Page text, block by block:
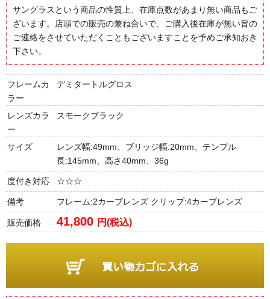
サングラスという商品の性質上、在庫点数があまり無い商品もご
ざいます。店頭での販売の兼ね合いで、ご購入後在庫が無い旨の
ご連絡をさせていただくこともございますことを予めご承知おき
下さい。
フレームカ
ラー
デミタートルグロス
レンズカラ
ー
スモークブラック
サイズ
レンズ幅:49mm、ブリッジ幅:20mm、テンプル
長:145mm、高さ40mm、36g
度付き対応 ☆☆☆
備考 フレーム:2カーブレンズ クリップ:4カーブレンズ
販売価格 41,800 円(税込)